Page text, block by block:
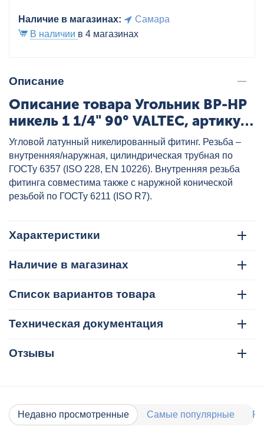
Наличие в магазинах:
Самара
В наличии в 4 магазинах
Описание
Описание товара Угольник ВР-НР
никель 1 1/4" 90° VALTEC, артикул:
VTr.092.N.0007
Угловой латунный никелированный фитинг. Резьба –
внутренняя/наружная, цилиндрическая трубная по
ГОСТу 6357 (ISO 228, EN 10226). Внутренняя резьба
фитинга совместима также с наружной конической
резьбой по ГОСТу 6211 (ISO R7).
Характеристики
Наличие в магазинах
Список вариантов товара
Техническая документация
Отзывы
Недавно просмотренные Самые популярные